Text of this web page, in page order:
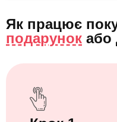
Як працює
подарунок або